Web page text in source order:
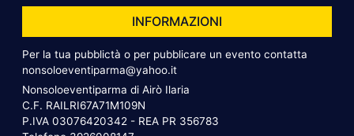
INFORMAZIONI
Per la tua pubblictà o per pubblicare un evento contatta
nonsoloeventiparma@yahoo.it
Nonsoloeventiparma di Airò Ilaria
C.F. RAILRI67A71M109N
P.IVA 03076420342 - REA PR 356783